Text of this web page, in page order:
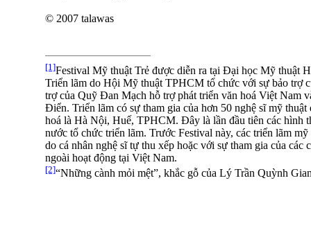
© 2007 talawas
[1]Festival Mỹ thuật Trẻ được diễn ra tại Đại học Mỹ thuật
Triển lãm do Hội Mỹ thuật TPHCM tổ chức với sự bảo trợ
trợ của Quỹ Đan Mạch hỗ trợ phát triển văn hoá Việt Nam
Điển. Triển lãm có sự tham gia của hơn 50 nghệ sĩ mỹ
hoá là Hà Nội, Huế, TPHCM. Đây là lần đầu tiên các hình
nước tổ chức triển lãm. Trước Festival này, các triển lãm
do cá nhân nghệ sĩ tự thu xếp hoặc với sự tham gia của các
ngoài hoạt động tại Việt Nam.
[2]“Những cành mỏi mệt”, khắc gỗ của Lý Trần Quỳnh